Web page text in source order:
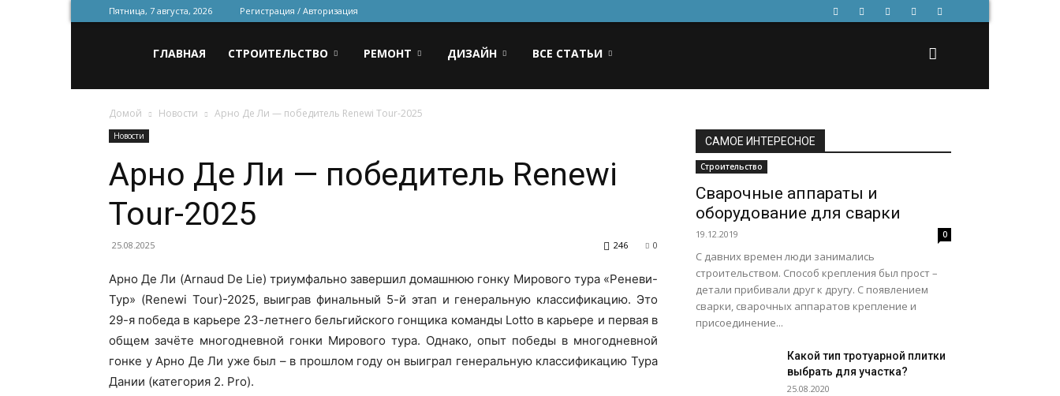
Пятница, 7 августа, 2026 Регистрация / Авторизация
для
строительства
и
ремонта
ГЛАВНАЯ СТРОИТЕЛЬСТВО РЕМОНТ ДИЗАЙН ВСЕ СТАТЬИ
Домой Новости Арно Де Ли — победитель Renewi Tour-2025
Новости
Арно Де Ли — победитель Renewi
Tour-2025
25.08.2025 0
246
Арно Де Ли (Arnaud De Lie) триумфально завершил домашнюю гонку Мирового тура «Реневи-
Тур» (Renewi Tour)-2025, выиграв финальный 5-й этап и генеральную классификацию. Это
29-я победа в карьере 23-летнего бельгийского гонщика команды Lotto в карьере и первая в
общем зачёте многодневной гонки Мирового тура. Однако, опыт победы в многодневной
гонке у Арно Де Ли уже был – в прошлом году он выиграл генеральную классификацию Тура
Дании (категория 2. Pro).
САМОЕ ИНТЕРЕСНОЕ
Строительство
Сварочные аппараты и
оборудование для сварки
19.12.2019 0
С давних времен люди занимались
строительством. Способ крепления был прост –
детали прибивали друг к другу. С появлением
сварки, сварочных аппаратов крепление и
присоединение...
Какой тип тротуарной плитки
выбрать для участка?
25.08.2020